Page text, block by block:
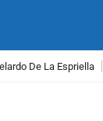
De La Espriella